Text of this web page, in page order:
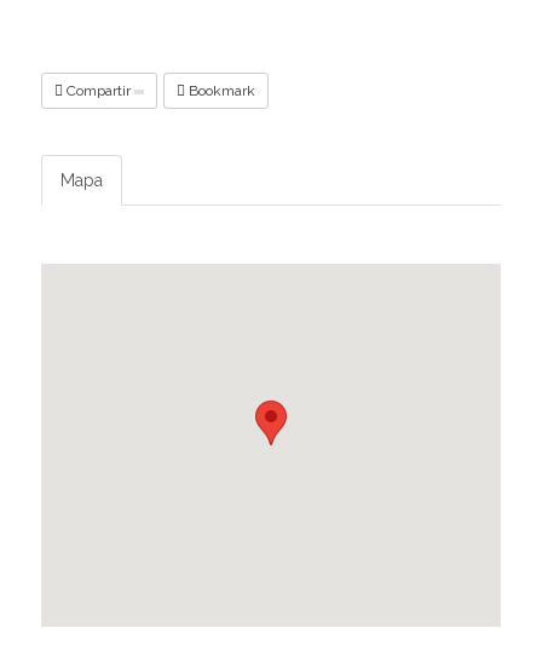
Compartir Bookmark
Mapa